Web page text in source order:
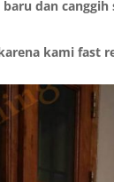
dan
kami fast